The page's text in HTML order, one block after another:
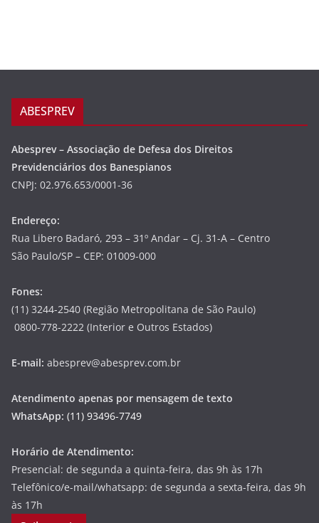
ABESPREV
Abesprev – Associação de Defesa dos Direitos
Previdenciários dos Banespianos
CNPJ: 02.976.653/0001-36
Endereço:
Rua Libero Badaró, 293 – 31º Andar – Cj. 31-A – Centro
São Paulo/SP – CEP: 01009-000
Fones:
(11) 3244-2540 (Região Metropolitana de São Paulo)
0800-778-2222 (Interior e Outros Estados)
E-mail: abesprev@abesprev.com.br
Atendimento apenas por mensagem de texto
WhatsApp: (11) 93496-7749
Horário de Atendimento:
Presencial: de segunda a quinta-feira, das 9h às 17h
Telefônico/e-mail/whatsapp: de segunda a sexta-feira, das 9h
às 17h